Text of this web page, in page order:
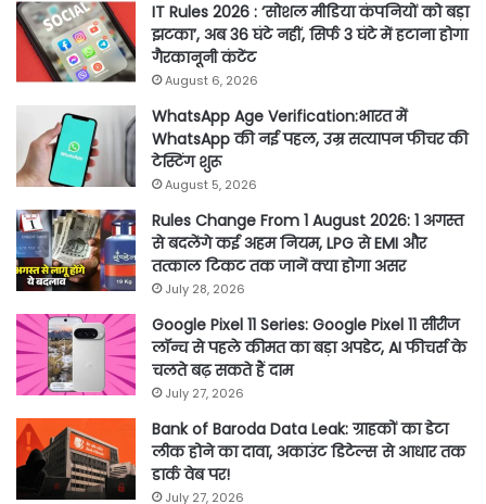
IT Rules 2026 : ‘सोशल मीडिया कंपनियों को बड़ा
झटका’, अब 36 घंटे नहीं, सिर्फ 3 घंटे में हटाना होगा
गैरकानूनी कंटेंट
August 6, 2026
WhatsApp Age Verification:भारत में
WhatsApp की नई पहल, उम्र सत्यापन फीचर की
टेस्टिंग शुरू
August 5, 2026
Rules Change From 1 August 2026: 1 अगस्त
से बदलेंगे कई अहम नियम, LPG से EMI और
तत्काल टिकट तक जानें क्या होगा असर
July 28, 2026
Google Pixel 11 Series: Google Pixel 11 सीरीज
लॉन्च से पहले कीमत का बड़ा अपडेट, AI फीचर्स के
चलते बढ़ सकते हैं दाम
July 27, 2026
Bank of Baroda Data Leak: ग्राहकों का डेटा
लीक होने का दावा, अकाउंट डिटेल्स से आधार तक
डार्क वेब पर!
July 27, 2026